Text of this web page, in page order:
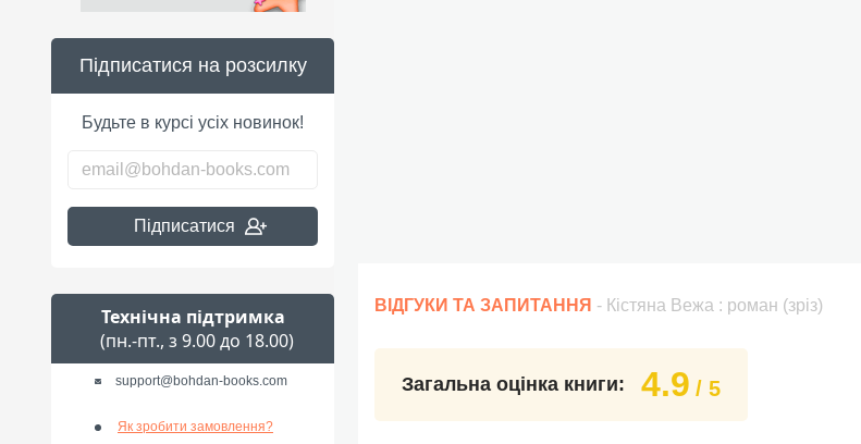
Підписатися на розсилку
Будьте в курсі усіх новинок!
Підписатися
Технічна підтримка
(пн.-пт., з 9.00 до 18.00)
support@bohdan-books.com
Як зробити замовлення?
ВІДГУКИ ТА ЗАПИТАННЯ - Кістяна Вежа : роман (зріз)
Загальна оцінка книги: 4.9 / 5